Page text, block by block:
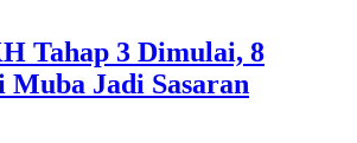
Tahap 3 Dimulai, 8
Muba Jadi Sasaran